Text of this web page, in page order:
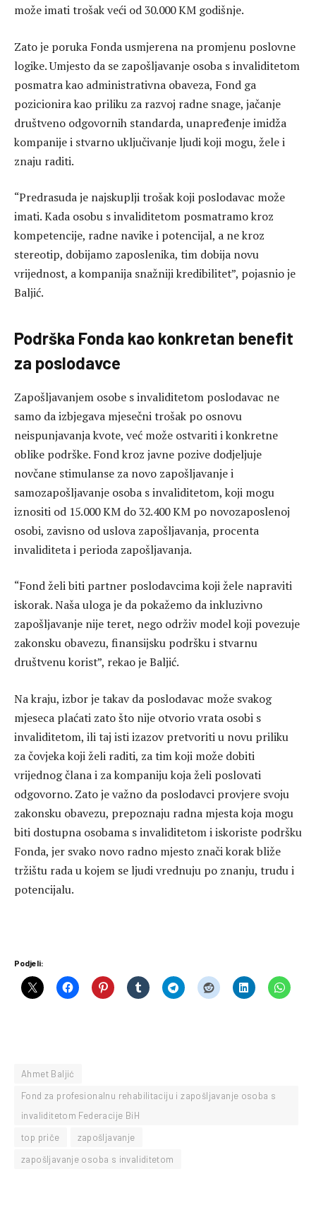
može imati trošak veći od 30.000 KM godišnje.
Zato je poruka Fonda usmjerena na promjenu poslovne
logike. Umjesto da se zapošljavanje osoba s invaliditetom
posmatra kao administrativna obaveza, Fond ga
pozicionira kao priliku za razvoj radne snage, jačanje
društveno odgovornih standarda, unapređenje imidža
kompanije i stvarno uključivanje ljudi koji mogu, žele i
znaju raditi.
“Predrasuda je najskuplji trošak koji poslodavac može
imati. Kada osobu s invaliditetom posmatramo kroz
kompetencije, radne navike i potencijal, a ne kroz
stereotip, dobijamo zaposlenika, tim dobija novu
vrijednost, a kompanija snažniji kredibilitet”, pojasnio je
Baljić.
Podrška Fonda kao konkretan benefit
za poslodavce
Zapošljavanjem osobe s invaliditetom poslodavac ne
samo da izbjegava mjesečni trošak po osnovu
neispunjavanja kvote, već može ostvariti i konkretne
oblike podrške. Fond kroz javne pozive dodjeljuje
novčane stimulanse za novo zapošljavanje i
samozapošljavanje osoba s invaliditetom, koji mogu
iznositi od 15.000 KM do 32.400 KM po novozaposlenoj
osobi, zavisno od uslova zapošljavanja, procenta
invaliditeta i perioda zapošljavanja.
“Fond želi biti partner poslodavcima koji žele napraviti
iskorak. Naša uloga je da pokažemo da inkluzivno
zapošljavanje nije teret, nego održiv model koji povezuje
zakonsku obavezu, finansijsku podršku i stvarnu
društvenu korist”, rekao je Baljić.
Na kraju, izbor je takav da poslodavac može svakog
mjeseca plaćati zato što nije otvorio vrata osobi s
invaliditetom, ili taj isti izazov pretvoriti u novu priliku
za čovjeka koji želi raditi, za tim koji može dobiti
vrijednog člana i za kompaniju koja želi poslovati
odgovorno. Zato je važno da poslodavci provjere svoju
zakonsku obavezu, prepoznaju radna mjesta koja mogu
biti dostupna osobama s invaliditetom i iskoriste podršku
Fonda, jer svako novo radno mjesto znači korak bliže
tržištu rada u kojem se ljudi vrednuju po znanju, trudu i
potencijalu.
Podjeli:
Ahmet Baljić
Fond za profesionalnu rehabilitaciju i zapošljavanje osoba s
invaliditetom Federacije BiH
top priče
zapošljavanje
zapošljavanje osoba s invaliditetom